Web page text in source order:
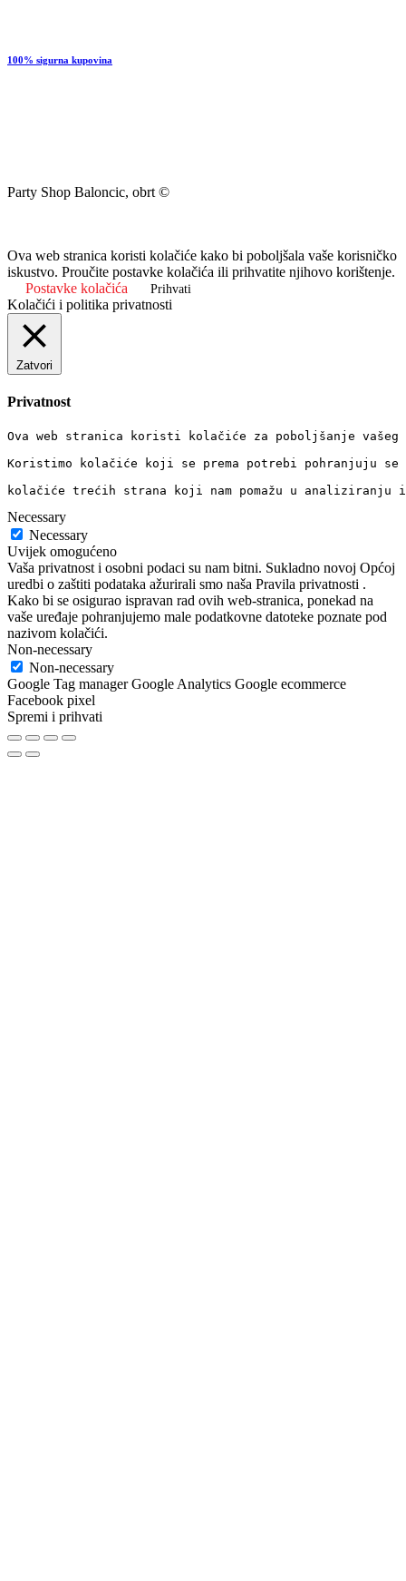
100% sigurna kupovina
Party Shop Baloncic, obrt ©
Ova web stranica koristi kolačiće kako bi poboljšala vaše korisničko
iskustvo. Proučite postavke kolačića ili prihvatite njihovo korištenje.
Postavke kolačića
Prihvati
Kolačići i politika privatnosti
Zatvori
Privatnost
Ova web stranica koristi kolačiće za poboljšanje
Koristimo kolačiće koji se prema potrebi pohranjuju
kolačiće trećih strana koji nam pomažu u
Necessary
Necessary
Uvijek omogućeno
Vaša privatnost i osobni podaci su nam bitni. Sukladno novoj Općoj
uredbi o zaštiti podataka ažurirali smo naša Pravila privatnosti .
Kako bi se osigurao ispravan rad ovih web-stranica, ponekad na
vaše uređaje pohranjujemo male podatkovne datoteke poznate pod
nazivom kolačići.
Non-necessary
Non-necessary
Google Tag manager Google Analytics Google ecommerce
Facebook pixel
Spremi i prihvati